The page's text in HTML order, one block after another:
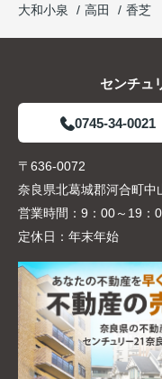
大和小泉
高田 香芝
センチュ
0745-34-0021
〒636-0072
奈良県北葛城郡河合町中
営業時間： 9：00～19：
定休日： 年末年始